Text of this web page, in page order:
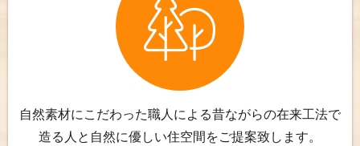
自然素材にこだわった職人による昔ながらの在来工法で
造る人と自然に優しい住空間をご提案致します。